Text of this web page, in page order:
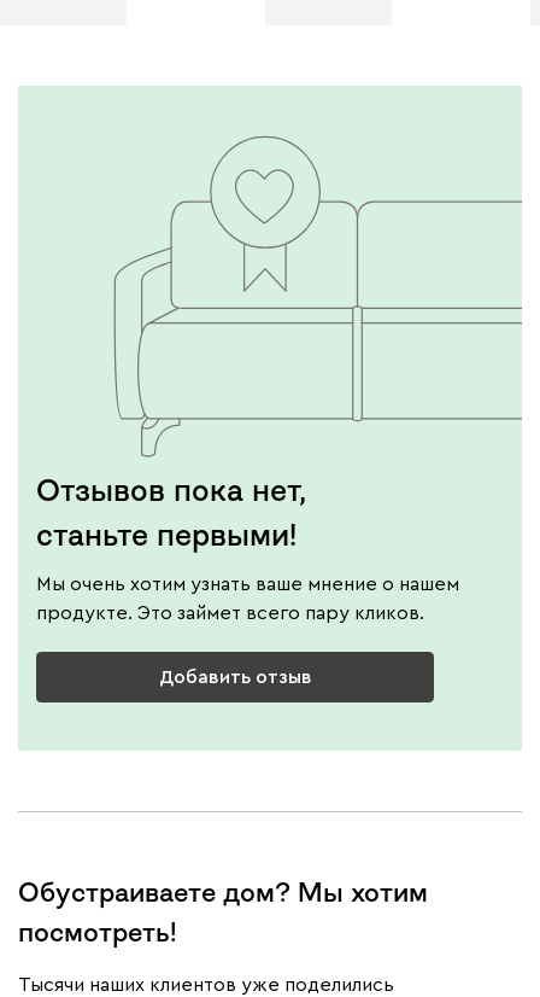
Отзывов пока нет,
станьте первыми!
Мы очень хотим узнать ваше мнение о нашем
продукте. Это займет всего пару кликов.
Добавить отзыв
Обустраиваете дом? Мы хотим
посмотреть!
Тысячи наших клиентов уже поделились